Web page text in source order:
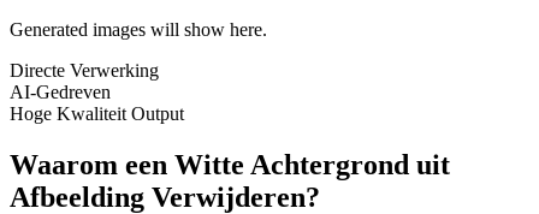
Generated images will show here.
Directe Verwerking
AI-Gedreven
Hoge Kwaliteit Output
Waarom een Witte Achtergrond uit
Afbeelding Verwijderen?